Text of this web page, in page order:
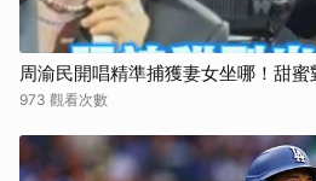
周渝民開唱精準捕獲妻女坐哪！甜蜜
973 觀看次數